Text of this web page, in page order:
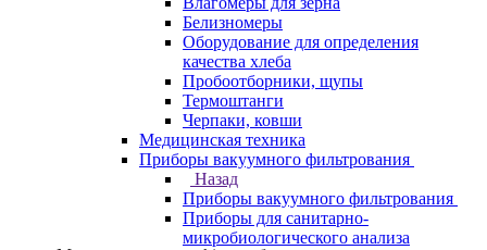
Белизномеры
Оборудование для определения
качества хлеба
Пробоотборники, щупы
Термоштанги
Черпаки, ковши
Медицинская техника
Приборы вакуумного фильтрования
Назад
Приборы вакуумного фильтрования
Приборы для санитарно-
микробиологического анализа